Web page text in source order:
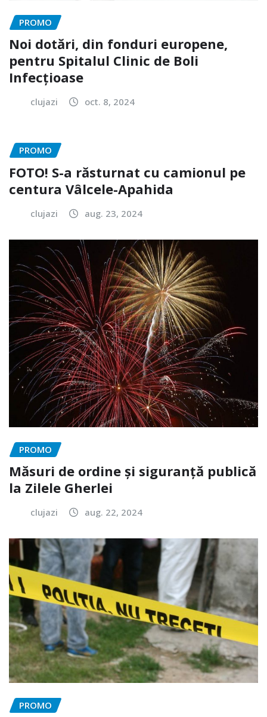
PROMO
Noi dotări, din fonduri europene,
pentru Spitalul Clinic de Boli
Infecțioase
clujazi oct. 8, 2024
PROMO
FOTO! S-a răsturnat cu camionul pe
centura Vâlcele-Apahida
clujazi aug. 23, 2024
PROMO
Măsuri de ordine și siguranță publică
la Zilele Gherlei
clujazi aug. 22, 2024
PROMO